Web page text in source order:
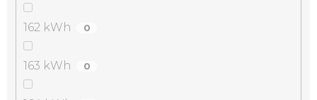
162 kWh 0
163 kWh 0